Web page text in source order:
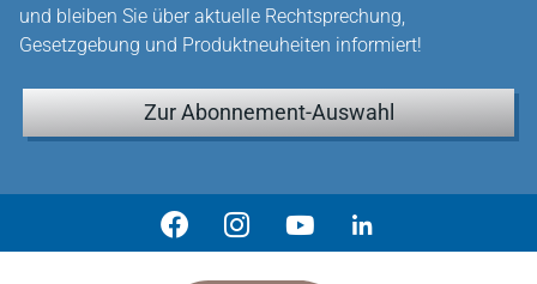
und bleiben Sie über aktuelle Rechtsprechung,
Gesetzgebung und Produktneuheiten informiert!
Zur Abonnement-Auswahl